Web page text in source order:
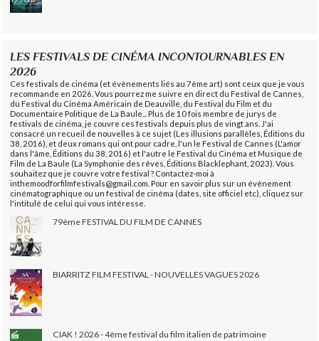
LES FESTIVALS DE CINÉMA INCONTOURNABLES EN
2026
Ces festivals de cinéma (et évènements liés au 7ème art) sont ceux que je vous
recommande en 2026. Vous pourrez me suivre en direct du Festival de Cannes,
du Festival du Cinéma Américain de Deauville, du Festival du Film et du
Documentaire Politique de La Baule... Plus de 10 fois membre de jurys de
festivals de cinéma, je couvre ces festivals depuis plus de vingt ans. J'ai
consacré un recueil de nouvelles à ce sujet (Les illusions parallèles, Éditions du
38, 2016), et deux romans qui ont pour cadre, l'un le Festival de Cannes (L'amor
dans l'âme, Éditions du 38, 2016) et l'autre le Festival du Cinéma et Musique de
Film de La Baule (La Symphonie des rêves, Éditions Blacklephant, 2023). Vous
souhaitez que je couvre votre festival ? Contactez-moi à
inthemoodforfilmfestivals@gmail.com. Pour en savoir plus sur un évènement
cinématographique ou un festival de cinéma (dates, site officiel etc), cliquez sur
l'intitulé de celui qui vous intéresse.
79ème FESTIVAL DU FILM DE CANNES
BIARRITZ FILM FESTIVAL - NOUVELLES VAGUES 2026
CIAK ! 2026 - 4ème festival du film italien de patrimoine